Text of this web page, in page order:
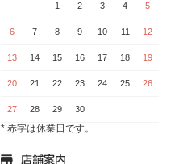
1 2 3 4 5
6 7 8 9 10 11 12
13 14 15 16 17 18 19
20 21 22 23 24 25 26
27 28 29 30
* 赤字は休業日です。